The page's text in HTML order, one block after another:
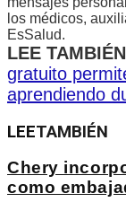
los médicos,
EsSalud.
LEE
gratuito
aprendiendo
LEETAMBIÉN
Chery
como